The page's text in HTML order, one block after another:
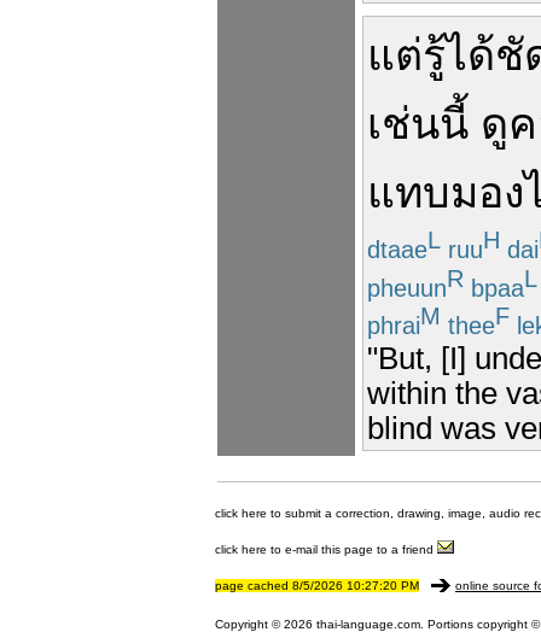
แต่รู้ได้ชั
เช่นนี้ ดู
แทบมอง
dtaaeL ruuH dai
pheuunR bpaaL
phraiM theeF
"But, [I]
within the
blind was
click here to submit a correction, drawing, image, audio
click here to e-mail this page to a friend
page cached 8/5/2026 10:27:20 PM online source
Copyright © 2026 thai-language.com. Portions copyright